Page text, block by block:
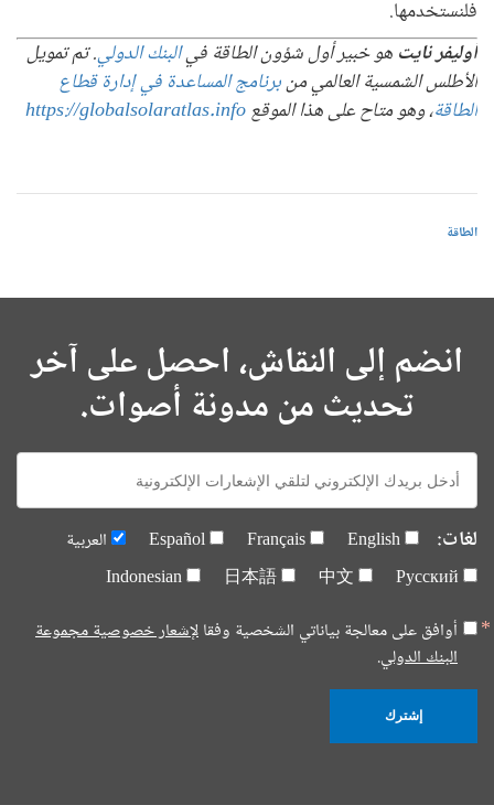
فلنستخدمها.
أوليفر نايت هو خبير أول شؤون الطاقة فيالبنك الدولي. تم تمويل
الأطلس الشمسية العالمي منبرنامج المساعدة في إدارة قطاع
الطاقة، وهو متاح على هذا الموقعhttps://globalsolaratlas.info
الطاقة
انضم إلى النقاش، احصل على آخر
تحديث من مدونة أصوات.
E-
mail:
لغات: English
Français
Español
العربية
Русский
中文
日本語
Indonesian
أوافق على معالجة بياناتي الشخصية وفقالإشعار خصوصية مجموعة
البنك الدولي.
إشترك